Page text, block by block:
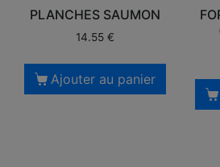
PLANCHES SAUMON
14.55 €
Ajouter au panier